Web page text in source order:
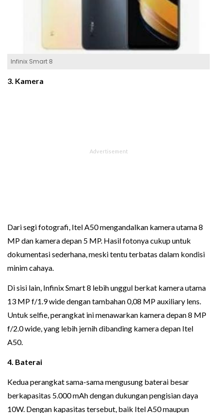
Infinix Smart 8
3. Kamera
Dari segi fotografi, Itel A50 mengandalkan kamera utama 8
MP dan kamera depan 5 MP. Hasil fotonya cukup untuk
dokumentasi sederhana, meski tentu terbatas dalam kondisi
minim cahaya.
Di sisi lain, Infinix Smart 8 lebih unggul berkat kamera utama
13 MP f/1.9 wide dengan tambahan 0,08 MP auxiliary lens.
Untuk selfie, perangkat ini menawarkan kamera depan 8 MP
f/2.0 wide, yang lebih jernih dibanding kamera depan Itel
A50.
4. Baterai
Kedua perangkat sama-sama mengusung baterai besar
berkapasitas 5.000 mAh dengan dukungan pengisian daya
10W. Dengan kapasitas tersebut, baik Itel A50 maupun